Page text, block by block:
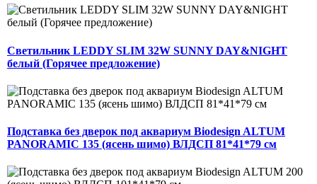
Cветильник LEDDY SLIM 32W SUNNY DAY&NIGHT
белый (Горячее предложение)
Подставка без дверок под аквариум Biodesign ALTUM
PANORAMIC 135 (ясень шимо) ВЛДСП 81*41*79 см